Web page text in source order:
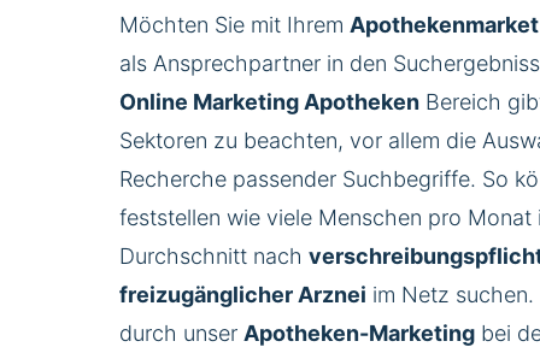
Möchten Sie mit Ihrem
als Ansprechpartner in den
Online Marketing ApothekenBereich
Sektoren zu beachten, vor allem die
Recherche passender Suchbegriffe. So
feststellen wie viele Menschen pro Monat
Durchschnitt nach
freizugänglicher Arznei im Netz suchen.
durch unser Apotheken-Marketingbei